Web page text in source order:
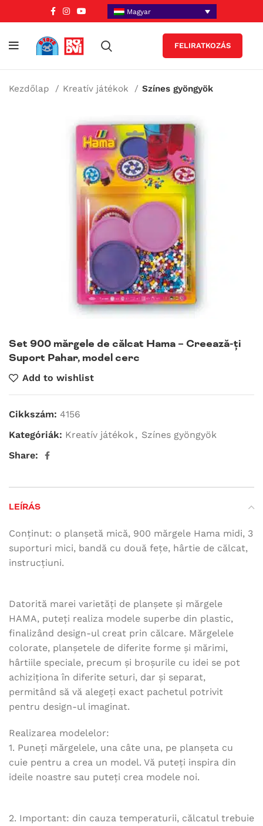
Magyar
FELIRATKOZÁS
Kezdőlap Kreatív játékok Színes gyöngyök
Set 900 mărgele de călcat Hama – Creează-ți
Suport Pahar, model cerc
Add to wishlist
Cikkszám: 4156
Kategóriák: Kreatív játékok , Színes gyöngyök
Share:
LEÍRÁS
Conținut: o planșetă mică, 900 mărgele Hama midi, 3
suporturi mici, bandă cu două fețe, hârtie de călcat,
instrucțiuni.
Datorită marei varietăți de planșete și mărgele
HAMA, puteți realiza modele superbe din plastic,
finalizând design-ul creat prin călcare. Mărgelele
colorate, planșetele de diferite forme și mărimi,
hârtiile speciale, precum și broșurile cu idei se pot
achiziționa în diferite seturi, dar și separat,
permitând să vă alegeți exact pachetul potrivit
pentru design-ul imaginat.
Realizarea modelelor:
1. Puneți mărgelele, una câte una, pe planșeta cu
cuie pentru a crea un model. Vă puteți inspira din
ideile noastre sau puteți crea modele noi.
2. Important: din cauza temperaturii, călcatul trebuie